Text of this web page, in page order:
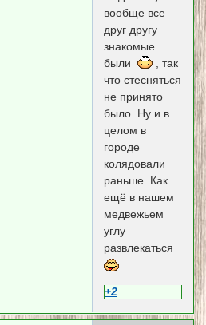
вообще все
друг другу
знакомые
были
, так
что стесняться
не принято
было. Ну и в
целом в
городе
колядовали
раньше. Как
ещё в нашем
медвежьем
углу
развлекаться
+2